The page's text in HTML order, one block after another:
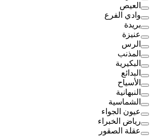
العيص
وادي الفرع
بريدة
عنيزة
الرس
المذنب
البكيرية
البدائع
الأسياح
النبهانية
الشماسية
عيون الجواء
رياض الخبراء
عقلة الصقور